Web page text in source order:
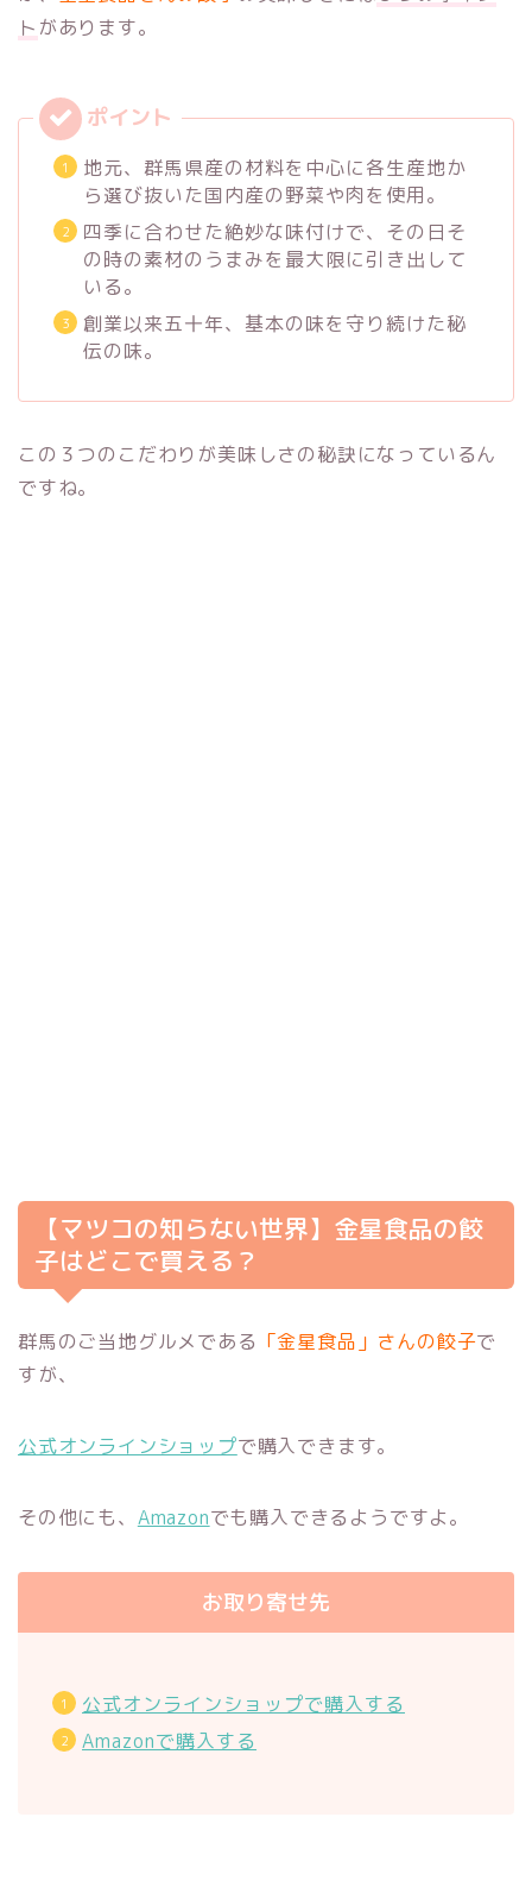
ト があります。
地元、群馬県産の材料を中心に各生産地か
ら選び抜いた国内産の野菜や肉を使用。
四季に合わせた絶妙な味付けで、その日そ
の時の素材のうまみを最大限に引き出して
いる。
創業以来五十年、基本の味を守り続けた秘
伝の味。
この３つのこだわりが美味しさの秘訣になっているん
ですね。
【マツコの知らない世界】金星食品の餃
子はどこで買える？
群馬のご当地グルメである 「金星食品」さんの餃子で
すが、
公式オンラインショップで購入できます。
その他にも、 Amazonでも購入できるようですよ。
お取り寄せ先
公式オンラインショップで購入する
Amazonで購入する